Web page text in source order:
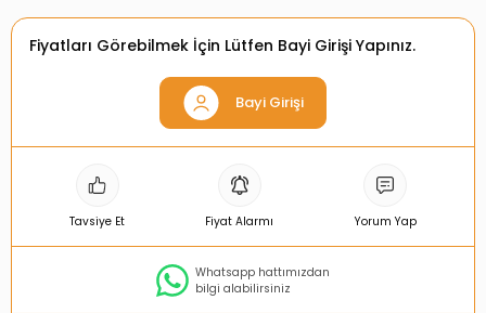
Fiyatları Görebilmek İçin Lütfen Bayi Girişi Yapınız.
Bayi Girişi
Tavsiye Et Fiyat Alarmı Yorum Yap
Whatsapp hattımızdan
bilgi alabilirsiniz